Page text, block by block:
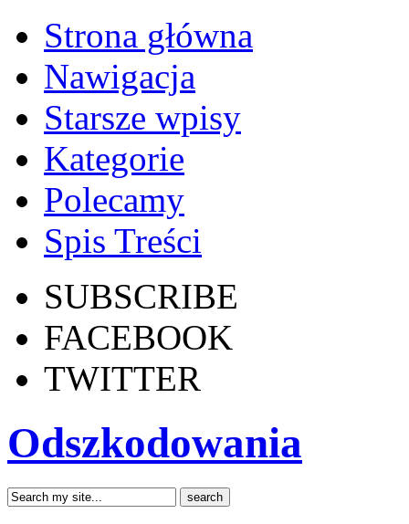
Strona główna
Nawigacja
Starsze wpisy
Kategorie
Polecamy
Spis Treści
SUBSCRIBE
FACEBOOK
TWITTER
Odszkodowania